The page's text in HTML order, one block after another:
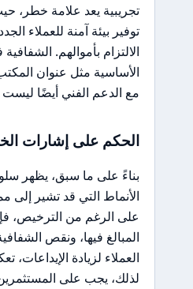
تجريبية يعد علامة خطر،
توفير بيئة آمنة للعملاء
الالتزام بأموالهم.
الأساسية مثل عنوان
مع الدعم الفني أيضًا ليست
الحكم على إشارات
الأنماط التي قد تشير إلى
على الرغم من الترخيص،
المبالغ فيها، ونقص
العملاء لزيادة الإيداعات،
لذلك، يجب على